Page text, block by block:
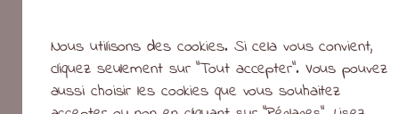
Logo SkyEcho (icône)
Nous utilisons des cookies. Si cela vous convient,
cliquez seulement sur "Tout accepter". Vous pouvez
aussi choisir les cookies que vous souhaitez